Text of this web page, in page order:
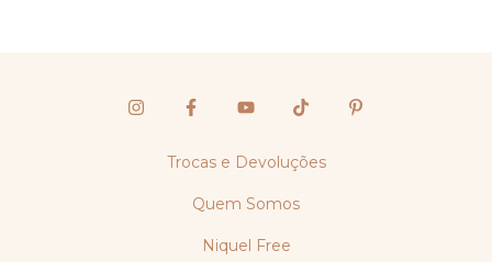
Trocas e Devoluções
Quem Somos
Niquel Free